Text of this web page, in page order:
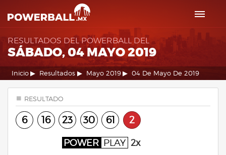
RESULTADOS DEL POWERBALL DEL
SÁBADO, 04 MAYO 2019
Inicio Resultados Mayo 2019 04 De Mayo De 2019
RESULTADO
6 16 23 30 61 2
POWER PLAY 2x